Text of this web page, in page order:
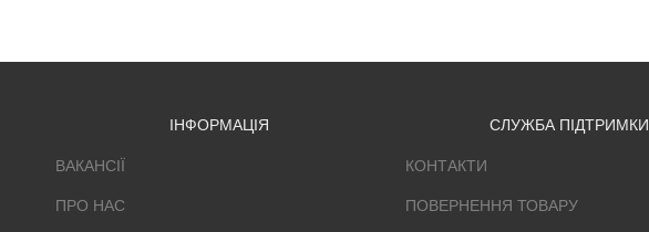
ІНФОРМАЦІЯ
ВАКАНСІЇ
ПРО НАС
СЛУЖБА ПІДТРИМКИ
КОНТАКТИ
ПОВЕРНЕННЯ ТОВАРУ